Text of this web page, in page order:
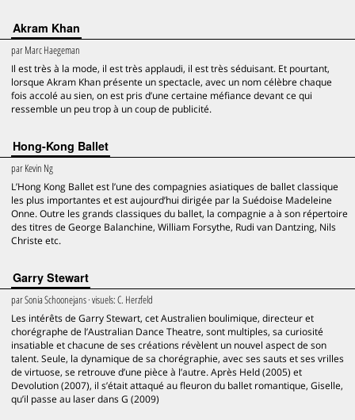
Akram Khan
parMarc Haegeman
Il est très à la mode, il est très applaudi, il est très séduisant. Et pourtant,
lorsque Akram Khan présente un spectacle, avec un nom célèbre chaque
fois accolé au sien, on est pris d’une certaine méfiance devant ce qui
ressemble un peu trop à un coup de publicité.
Hong-Kong Ballet
parKevin Ng
L’Hong Kong Ballet est l’une des compagnies asiatiques de ballet classique
les plus importantes et est aujourd’hui dirigée par la Suédoise Madeleine
Onne. Outre les grands classiques du ballet, la compagnie a à son répertoire
des titres de George Balanchine, William Forsythe, Rudi van Dantzing, Nils
Christe etc.
Garry Stewart
parSonia Schoonejans· visuels:C. Herzfeld
Les intérêts de Garry Stewart, cet Australien boulimique, directeur et
chorégraphe de l’Australian Dance Theatre, sont multiples, sa curiosité
insatiable et chacune de ses créations révèlent un nouvel aspect de son
talent. Seule, la dynamique de sa chorégraphie, avec ses sauts et ses vrilles
de virtuose, se retrouve d’une pièce à l’autre. Après Held (2005) et
Devolution (2007), il s’était attaqué au fleuron du ballet romantique, Giselle,
qu’il passe au laser dans G (2009)